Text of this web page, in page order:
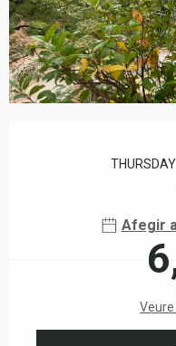
THURSDAY
Afegir
Veure